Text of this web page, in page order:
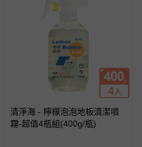
清淨海 - 檸檬泡泡地板清潔噴
霧-超值4瓶組(400g/瓶)